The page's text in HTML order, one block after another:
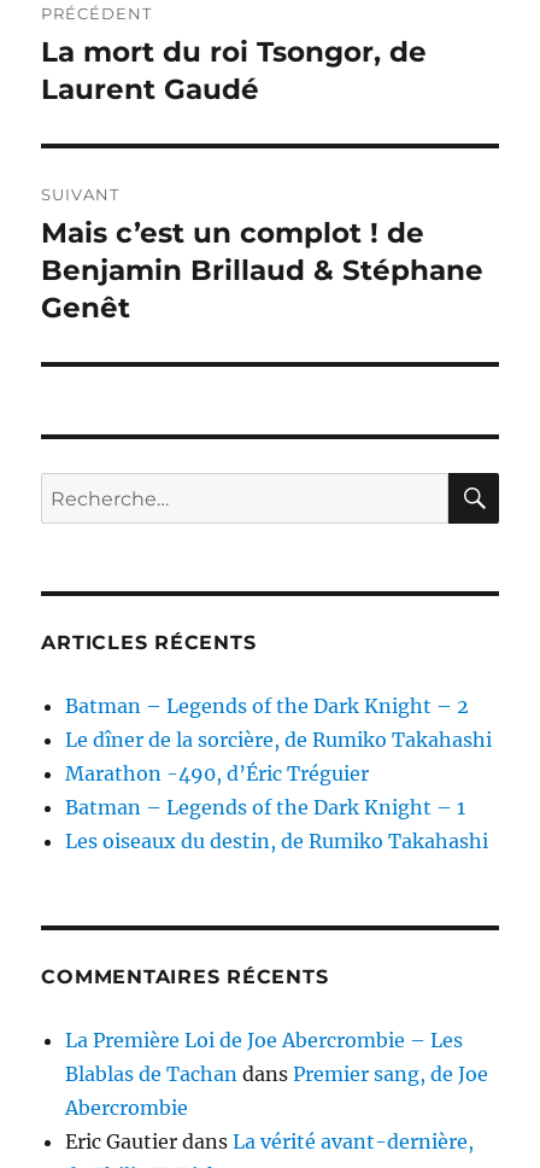
de
l’article
PRÉCÉDENT
Publication
précédente :
La mort du roi Tsongor, de
Laurent Gaudé
SUIVANT
Publication
suivante :
Mais c’est un complot ! de
Benjamin Brillaud & Stéphane
Genêt
Recherche
pour :
ARTICLES RÉCENTS
Batman – Legends of the Dark Knight – 2
Le dîner de la sorcière, de Rumiko Takahashi
Marathon -490, d’Éric Tréguier
Batman – Legends of the Dark Knight – 1
Les oiseaux du destin, de Rumiko Takahashi
COMMENTAIRES RÉCENTS
La Première Loi de Joe Abercrombie – Les
Blablas de Tachan dansPremier sang, de Joe
Abercrombie
Eric Gautier dansLa vérité avant-dernière,